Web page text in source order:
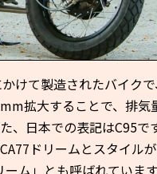
けて製造されたバイク
拡大することで、排気
、日本での表記はC95で
ドリームとスタイル